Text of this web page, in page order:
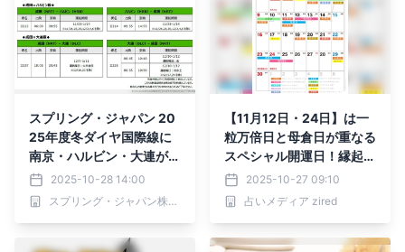
スプリング・ジャパン 20
25年度冬ダイヤ国際線に
南京・ハルビン・大連が追
加 国際線の航空券タイム
セールも同時開催
2025-10-28 14:00
スプリング・ジャパン株式会社
【11月12日・24日】は一
粒万倍日と母倉日が重なる
スペシャル開運日！縁起の
いい日がわかる『吉日カレ
ンダー2025年11月版』を
ziredが無料ダウンロード
2025-10-27 09:10
占いメディア zired